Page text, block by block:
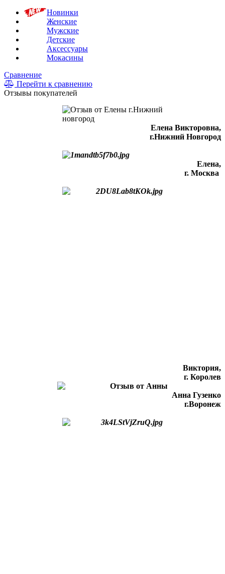
Новинки
Женские
Мужские
Детские
Аксессуары
Мокасины
Сравнение
Перейти к сравнению
Отзывы покупателей
Елена Викторовна,
г.Нижний Новгород
Елена,
г. Москва
Виктория,
г. Королев
Анна Гузенко
г.Воронеж